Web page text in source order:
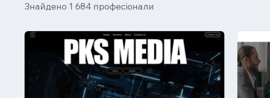
Знайдено 1 684 професіонали